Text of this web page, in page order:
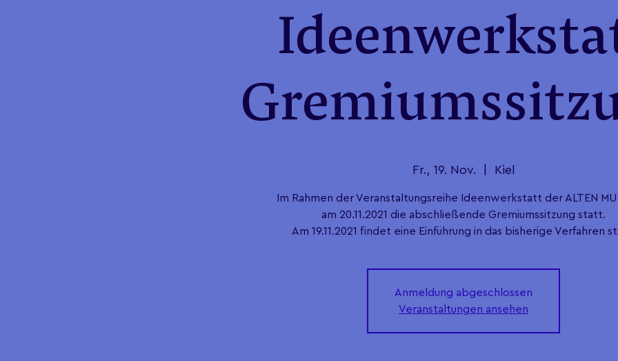
Fr., 19. Nov. Kiel
Im Rahmen der Veranstaltungsreihe Ideenwerkstatt der ALTEN
am 20.11.2021 die abschließende Gremiumssitzung statt.
Am 19.11.2021 findet eine Einführung in das bisherige Verfahren
Anmeldung abgeschlossen
Veranstaltungen ansehen